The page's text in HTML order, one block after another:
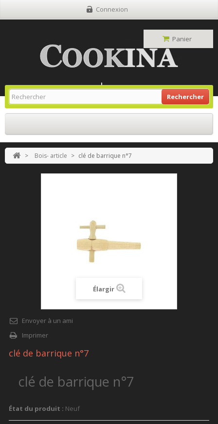
Connexion
Rechercher
Panier
Site Grill Gaz Retour À L'accueil
> Bois- article > clé de barrique n°7
Élargir
Envoyer à un ami
Imprimer
clé de barrique n°7
clé de barrique n°7
État du produit : Neuf